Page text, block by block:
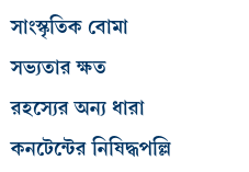
সাংস্কৃতিক বোমা
সভ্যতার ক্ষত
রহস্যের অন্য ধারা
কনটেন্টের নিষিদ্ধপল্লি